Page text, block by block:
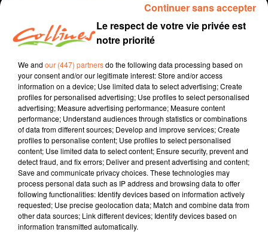
cinéma coup de coeur
9 juin 2021 - 2 min 11 sec
LE DISCOURS - COUP DE COEUR 9 JUIN 2021
David Puaud
Coup de coeur cinéma
Le coup de coeur ciné est présenté par Morgan
Rassinoux, programmateur au Fauteuil Rouge à
Le respect de votre vie privée est
notre priorité
We and our (447) partnersdo the following data processing based on
your consent and/or our legitimate interest: Store and/or access
information on a device; Use limited data to select advertising; Create
profiles for personalised advertising; Use profiles to select personalised
advertising; Measure advertising performance; Measure content
performance; Understand audiences through statistics or combinations
of data from different sources; Develop and improve services; Create
profiles to personalise content; Use profiles to select personalised
content; Use limited data to select content; Ensure security, prevent and
detect fraud, and fix errors; Deliver and present advertising and content;
Save and communicate privacy choices. These technologies may
process personal data such as IP address and browsing data to offer
following functionalities: Identify devices based on information actively
requested; Use precise geolocation data; Match and combine data from
other data sources; Link different devices; Identify devices based on
information transmitted automatically.
Continuer sans accepter